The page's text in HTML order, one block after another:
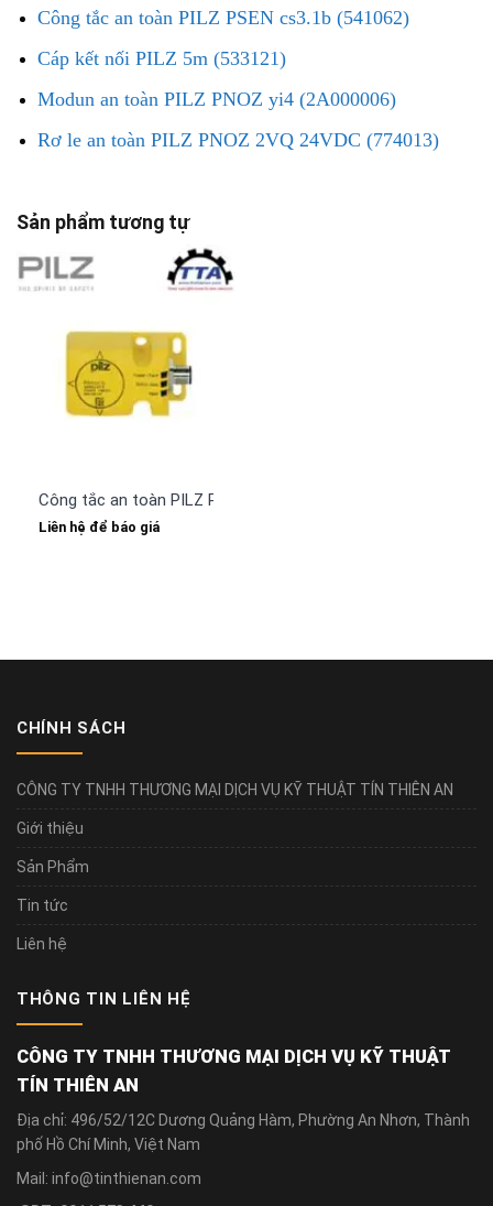
Công tắc an toàn PILZ PSEN cs3.1b (541062)
Cáp kết nối PILZ 5m (533121)
Modun an toàn PILZ PNOZ yi4 (2A000006)
Rơ le an toàn PILZ PNOZ 2VQ 24VDC (774013)
Sản phẩm tương tự
Công tắc an toàn PILZ PSEN cs2.1n (540153)
Liên hệ để báo giá
CHÍNH SÁCH
CÔNG TY TNHH THƯƠNG MẠI DỊCH VỤ KỸ THUẬT TÍN THIÊN AN
Giới thiệu
Sản Phẩm
Tin tức
Liên hệ
THÔNG TIN LIÊN HỆ
CÔNG TY TNHH THƯƠNG MẠI DỊCH VỤ KỸ THUẬT
TÍN THIÊN AN
Địa chỉ: 496/52/12C Dương Quảng Hàm, Phường An Nhơn, Thành
phố Hồ Chí Minh, Việt Nam
Mail: info@tinthienan.com